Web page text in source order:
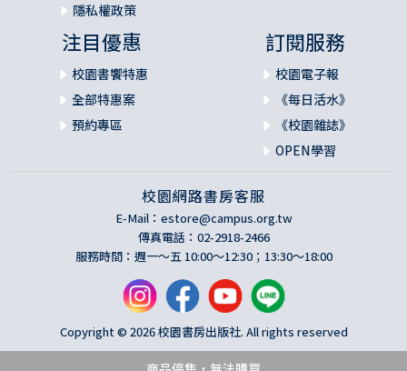
隱私權政策
注目優惠
校園書饗特惠
全部特惠案
預約專區
訂閱服務
校園電子報
《每日活水》
《校園雜誌》
OPEN學習
校園網路書房客服
E-Mail： estore@campus.org.tw
傳真電話：02-2918-2466
服務時間：週一～五 10:00～12:30；13:30～18:00
Copyright © 2026 校園書房出版社. All rights reserved